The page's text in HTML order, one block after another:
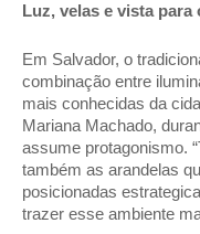
Luz, velas e vista para
Em Salvador, o
combinação entre
mais conhecidas da
Mariana Machado,
assume protagonismo.
também as arandelas
posicionadas
trazer esse ambiente